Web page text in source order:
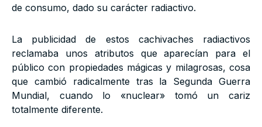
de consumo, dado su carácter radiactivo.
La publicidad de estos cachivaches radiactivos
reclamaba unos atributos que aparecían para el
público con propiedades mágicas y milagrosas, cosa
que cambió radicalmente tras la Segunda Guerra
Mundial, cuando lo «nuclear» tomó un cariz
totalmente diferente.